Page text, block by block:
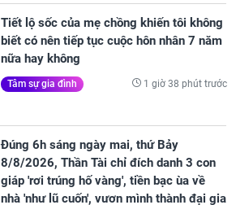
Tiết lộ sốc của mẹ chồng khiến tôi không
biết có nên tiếp tục cuộc hôn nhân 7 năm
nữa hay không
Tâm sự gia đình 1 giờ 38 phút trước
Đúng 6h sáng ngày mai, thứ Bảy
8/8/2026, Thần Tài chỉ đích danh 3 con
giáp 'rơi trúng hố vàng', tiền bạc ùa về
nhà 'như lũ cuốn', vươn mình thành đại gia